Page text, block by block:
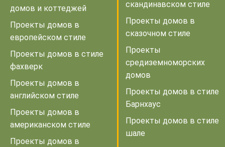
домов и коттеджей
Проекты домов в
европейском стиле
Проекты домов в стиле
фахверк
Проекты домов в
английском стиле
Проекты домов в
американском стиле
Проекты домов в
скандинавском стиле
Проекты домов в
сказочном стиле
Проекты
средиземноморских
домов
Проекты домов в стиле
Барнхаус
Проекты домов в стиле
шале